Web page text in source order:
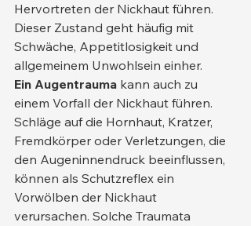
Hervortreten der Nickhaut führen.
Dieser Zustand geht häufig mit
Schwäche, Appetitlosigkeit und
allgemeinem Unwohlsein einher.
Ein Augentrauma kann auch zu
einem Vorfall der Nickhaut führen.
Schläge auf die Hornhaut, Kratzer,
Fremdkörper oder Verletzungen, die
den Augeninnendruck beeinflussen,
können als Schutzreflex ein
Vorwölben der Nickhaut
verursachen. Solche Traumata